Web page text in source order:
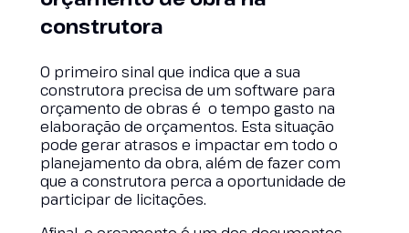
construtora
O primeiro sinal que indica que a sua
construtora precisa de um software para
orçamento de obras é o tempo gasto na
elaboração de orçamentos. Esta situação
pode gerar atrasos e impactar em todo o
planejamento da obra, além de fazer com
que a construtora perca a oportunidade de
participar de licitações.